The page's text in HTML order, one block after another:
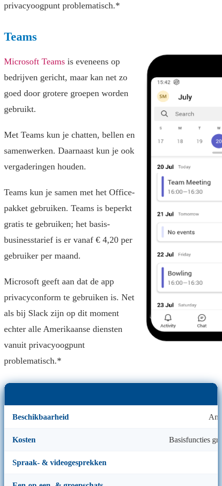
privacyoogpunt problematisch.*
Teams
Microsoft Teams is eveneens op
bedrijven gericht, maar kan net zo
goed door grotere groepen worden
gebruikt.
Met Teams kun je chatten, bellen en
samenwerken. Daarnaast kun je ook
vergaderingen houden.
Teams kun je samen met het Office-
pakket gebruiken. Teams is beperkt
gratis te gebruiken; het basis-
businesstarief is er vanaf € 4,20 per
gebruiker per maand.
Microsoft geeft aan dat de app
privacyconform te gebruiken is. Net
als bij Slack zijn op dit moment
echter alle Amerikaanse diensten
vanuit privacyoogpunt
problematisch.*
Beschikbaarheid
Kosten Basisfuncties
Spraak- & videogesprekken